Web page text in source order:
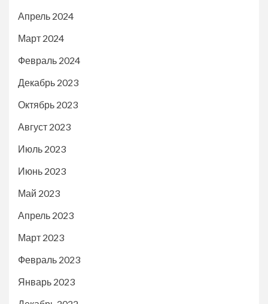
Апрель 2024
Март 2024
Февраль 2024
Декабрь 2023
Октябрь 2023
Август 2023
Июль 2023
Июнь 2023
Май 2023
Апрель 2023
Март 2023
Февраль 2023
Январь 2023